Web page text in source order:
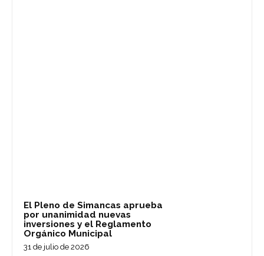
El Pleno de Simancas aprueba
por unanimidad nuevas
inversiones y el Reglamento
Orgánico Municipal
31 de julio de 2026